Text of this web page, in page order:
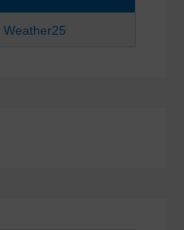
Weather25